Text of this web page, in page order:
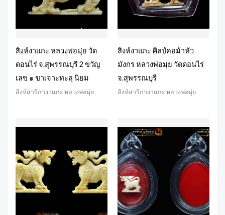
สิงห์งาแกะ หลวงพ่อมุ่ย วัด
ดอนไร่ จ.สุพรรณบุรี 2 ขวัญ
เลข ๑ ขาเจาะทะลุ นิยม
สิงห์สาริกางาแกะ หลวงพ่อมุ่ย
สิงห์งาแกะ ศิลป์คอม้าหัว
มังกร หลวงพ่อมุ่ย วัดดอนไร่
จ.สุพรรณบุรี
สิงห์สาริกางาแกะ หลวงพ่อมุ่ย